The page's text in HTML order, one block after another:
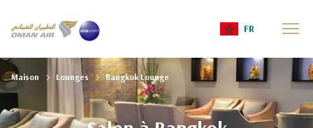
FR
Maison Lounges Bangkok Lounge